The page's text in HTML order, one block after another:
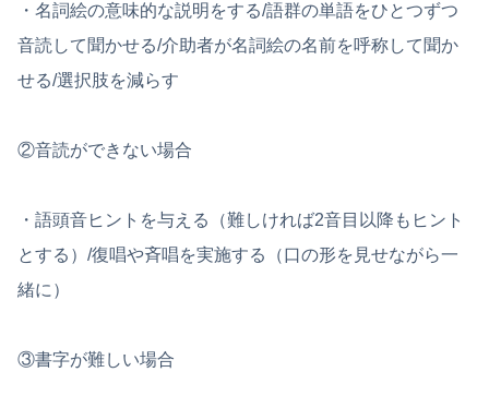
・名詞絵の意味的な説明をする/語群の単語をひとつずつ
音読して聞かせる/介助者が名詞絵の名前を呼称して聞か
せる/選択肢を減らす
②音読ができない場合
・語頭音ヒントを与える（難しければ2音目以降もヒント
とする）/復唱や斉唱を実施する（口の形を見せながら一
緒に）
③書字が難しい場合